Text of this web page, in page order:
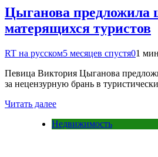
Цыганова предложила
матерящихся туристов
RT на русском5 месяцев спустя01
Певица Виктория Цыганова
за нецензурную брань в
Читать далее
Недвижимость